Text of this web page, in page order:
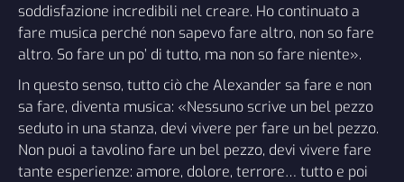
soddisfazione incredibili nel creare. Ho continuato a
fare musica perché non sapevo fare altro, non so fare
altro. So fare un po’ di tutto, ma non so fare niente».
In questo senso, tutto ciò che Alexander sa fare e non
sa fare, diventa musica: «Nessuno scrive un bel pezzo
seduto in una stanza, devi vivere per fare un bel pezzo.
Non puoi a tavolino fare un bel pezzo, devi vivere fare
tante esperienze: amore, dolore, terrore… tutto e poi